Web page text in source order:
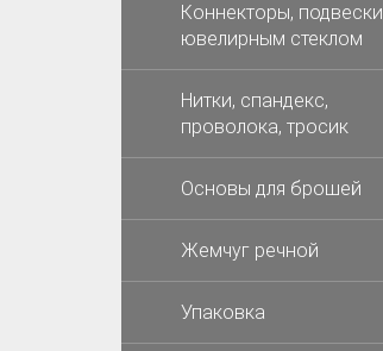
Коннекторы,
ювелирным стеклом
Нитки, спандекс,
проволока, тросик
Основы для брошей
Жемчуг речной
Упаковка